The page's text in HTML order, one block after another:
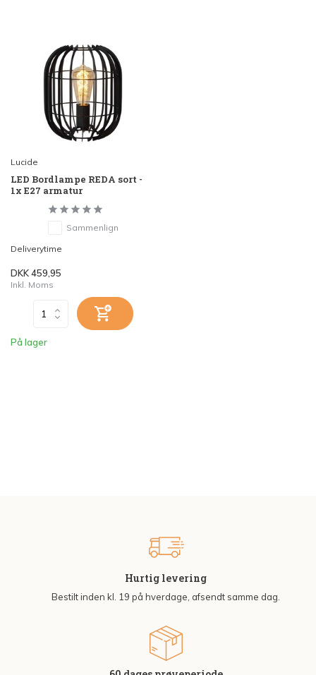
Lucide
LED Bordlampe REDA sort -
1x E27 armatur
Sammenlign
Deliverytime
DKK 459,95
Inkl. Moms
På lager
Hurtig levering
Bestilt inden kl. 19 på hverdage, afsendt samme dag.